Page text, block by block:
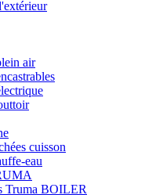
air
cuisson
eau
Truma BOILER